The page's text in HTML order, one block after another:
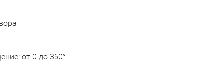
от 0 до 360°